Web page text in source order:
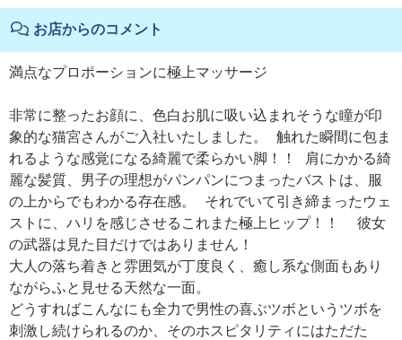
お店からのコメント
満点なプロポーションに極上マッサージ
非常に整ったお顔に、色白お肌に吸い込まれそうな瞳が印
象的な猫宮さんがご入社いたしました。 触れた瞬間に包ま
れるような感覚になる綺麗で柔らかい脚！！ 肩にかかる綺
麗な髪質、男子の理想がパンパンにつまったバストは、服
の上からでもわかる存在感。 それでいて引き締まったウェ
ストに、ハリを感じさせるこれまた極上ヒップ！！ 彼女
の武器は見た目だけではありません！
大人の落ち着きと雰囲気が丁度良く、癒し系な側面もあり
ながらふと見せる天然な一面。
どうすればこんなにも全力で男性の喜ぶツボというツボを
刺激し続けられるのか、そのホスピタリティにはただた